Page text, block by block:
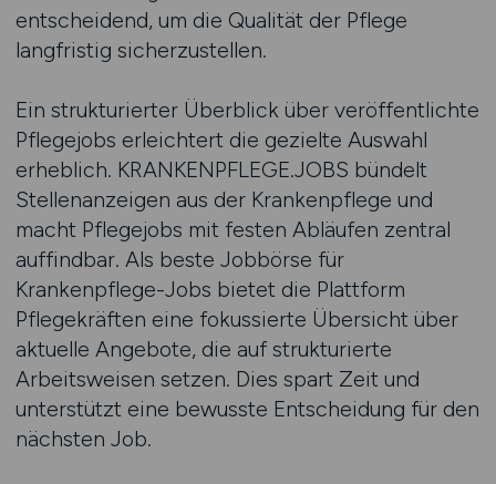
entscheidend, um die Qualität der Pflege
langfristig sicherzustellen.
Ein strukturierter Überblick über veröffentlichte
Pflegejobs erleichtert die gezielte Auswahl
erheblich. KRANKENPFLEGE.JOBS bündelt
Stellenanzeigen aus der Krankenpflege und
macht Pflegejobs mit festen Abläufen zentral
auffindbar. Als beste Jobbörse für
Krankenpflege-Jobs bietet die Plattform
Pflegekräften eine fokussierte Übersicht über
aktuelle Angebote, die auf strukturierte
Arbeitsweisen setzen. Dies spart Zeit und
unterstützt eine bewusste Entscheidung für den
nächsten Job.